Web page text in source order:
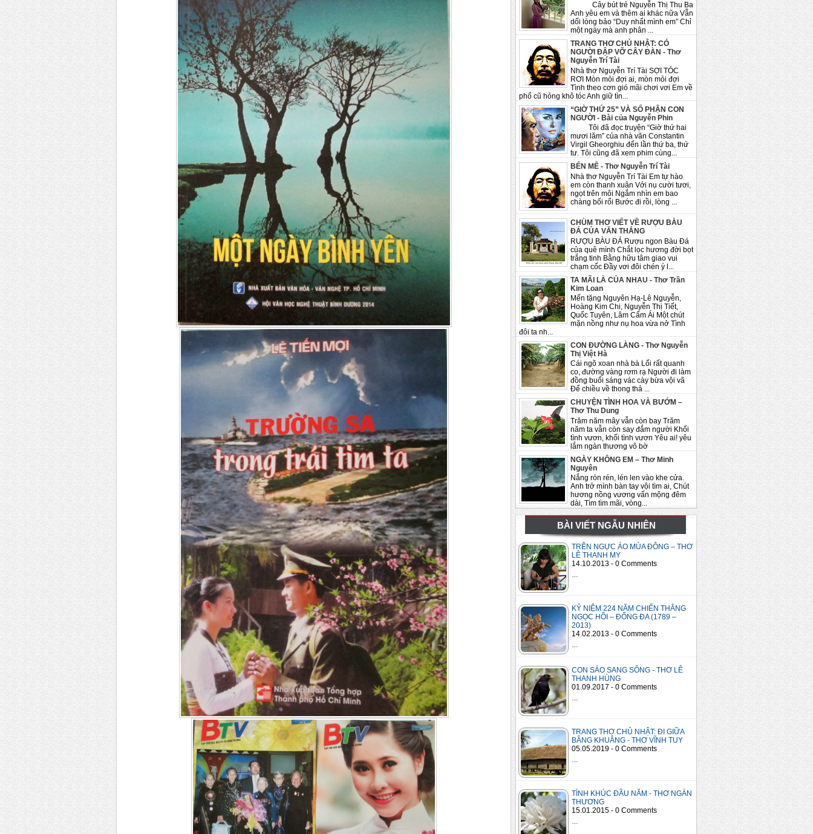
Cây bút trẻ Nguyễn Thị Thu Ba
Anh yêu em và thêm ai khác nữa Vẫn
dối lòng bảo “Duy nhất mình em” Chỉ
một ngày mà anh phân ...
TRANG THƠ CHỦ NHẬT: CÓ
NGƯỜI ĐẬP VỠ CÂY ĐÀN - Thơ
Nguyễn Trí Tài
Nhà thơ Nguyễn Trí Tài SỢI TÓC
RƠI Mòn mỏi đợi ai, mòn mỏi đợi
Tình theo cơn gió mãi chơi vơi Em về
phố cũ hỏng khô tóc Anh giữ tìn...
“GIỜ THỨ 25” VÀ SỐ PHẬN CON
NGƯỜI - Bài của Nguyễn Phin
Tôi đã đọc truyện “Giờ thứ hai
mươi lăm” của nhà văn Constantin
Virgil Gheorghiu đến lần thứ ba, thứ
tư. Tôi cũng đã xem phim cùng...
BẾN MÊ - Thơ Nguyễn Trí Tài
Nhà thơ Nguyễn Trí Tài Em tự hào
em còn thanh xuân Với nụ cười tươi,
ngọt trên môi Ngắm nhìn em bao
chàng bối rối Bước đi rồi, lòng ...
CHÙM THƠ VIẾT VỀ RƯỢU BÀU
ĐÁ CỦA VĂN THẮNG
RƯỢU BÀU ĐÁ Rượu ngon Bàu Đá
của quê mình Chắt lọc hương đời bọt
trắng tinh Bằng hữu tâm giao vui
chạm cốc Đầy vơi đôi chén ý l...
TA MÃI LÀ CỦA NHAU - Thơ Trần
Kim Loan
Mến tặng Nguyên Hạ-Lê Nguyễn,
Hoàng Kim Chi, Nguyễn Thị Tiết,
Quốc Tuyên, Lâm Cẩm Ái Một chút
mặn nồng như nụ hoa vừa nở Tình
đôi ta nh...
CON ĐƯỜNG LÀNG - Thơ Nguyễn
Thị Việt Hà
Cái ngõ xoan nhà bà Lối rất quanh
co, đường vàng rơm rạ Người đi làm
đồng buổi sáng vác cày bừa vội vã
Để chiều về thong thả ...
CHUYỆN TÌNH HOA VÀ BƯỚM –
Thơ Thu Dung
Trăm năm mây vẫn còn bay Trăm
năm ta vẫn còn say đắm người Khối
tình vươn, khối tình vươn Yêu ai! yêu
lắm ngàn thương vô bờ
NGÀY KHÔNG EM – Thơ Minh
Nguyên
Nắng rón rén, lén len vào khe cửa.
Anh trở mình bàn tay vội tìm ai, Chút
hương nồng vương vấn mộng đêm
dài, Tìm tìm mãi, vòng...
BÀI VIẾT NGẪU NHIÊN
TRÊN NGỰC ÁO MÙA ĐÔNG – THƠ
LÊ THANH MY
14.10.2013 - 0 Comments
KỶ NIỆM 224 NĂM CHIẾN THẮNG
NGỌC HỒI – ĐỐNG ĐA (1789 –
2013)
14.02.2013 - 0 Comments
CON SÁO SANG SÔNG - THƠ LÊ
THANH HÙNG
01.09.2017 - 0 Comments
TRANG THƠ CHỦ NHẬT: ĐI GIỮA
BÂNG KHUÂNG - THƠ VĨNH TUY
05.05.2019 - 0 Comments
TÌNH KHÚC ĐẦU NĂM - THƠ NGÀN
THƯƠNG
15.01.2015 - 0 Comments